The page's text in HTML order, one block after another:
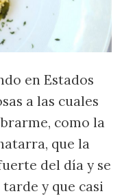
en Estados
a las cuales
como la
que la
del día y se
y que casi